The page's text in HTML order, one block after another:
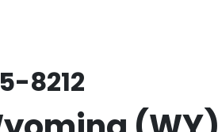
8212